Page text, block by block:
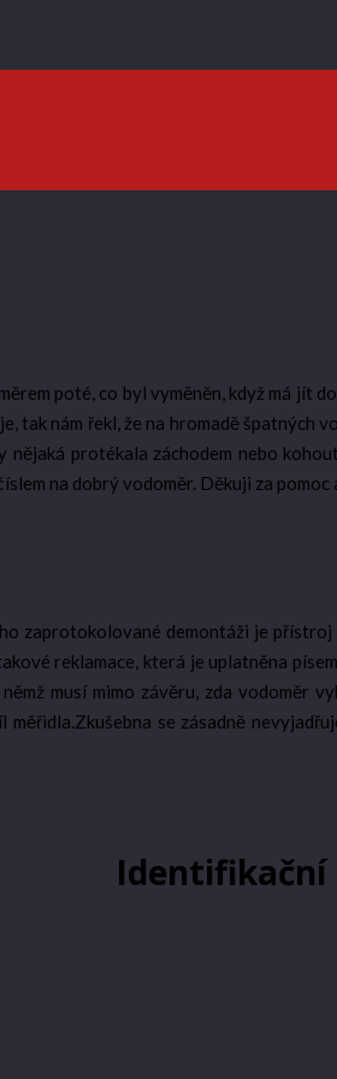
poté, co byl vyměněn, když má jít
tak nám řekl, že na hromadě špatných
protékala záchodem nebo
na dobrý vodoměr. Děkuji za pomoc
zaprotokolované demontáži je
reklamace, která je uplatněna
musí mimo závěru, zda vodoměr
se zásadně
Identifikační